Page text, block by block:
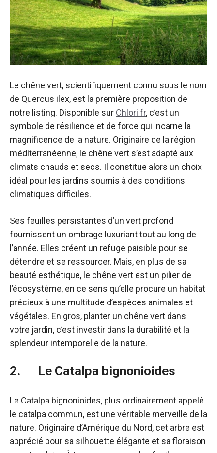
Le chêne vert, scientifiquement connu sous le nom
de Quercus ilex, est la première proposition de
notre listing. Disponible sur Chlori.fr, c’est un
symbole de résilience et de force qui incarne la
magnificence de la nature. Originaire de la région
méditerranéenne, le chêne vert s’est adapté aux
climats chauds et secs. Il constitue alors un choix
idéal pour les jardins soumis à des conditions
climatiques difficiles.
Ses feuilles persistantes d’un vert profond
fournissent un ombrage luxuriant tout au long de
l’année. Elles créent un refuge paisible pour se
détendre et se ressourcer. Mais, en plus de sa
beauté esthétique, le chêne vert est un pilier de
l’écosystème, en ce sens qu’elle procure un habitat
précieux à une multitude d’espèces animales et
végétales. En gros, planter un chêne vert dans
votre jardin, c’est investir dans la durabilité et la
splendeur intemporelle de la nature.
2. Le Catalpa bignonioides
Le Catalpa bignonioides, plus ordinairement appelé
le catalpa commun, est une véritable merveille de la
nature. Originaire d’Amérique du Nord, cet arbre est
apprécié pour sa silhouette élégante et sa floraison